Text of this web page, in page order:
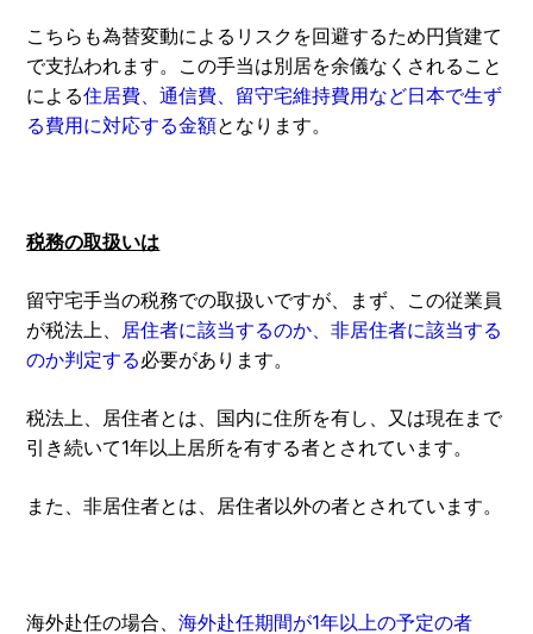
こちらも為替変動によるリスクを回避するため円貨建て
で支払われます。この手当は別居を余儀なくされること
による住居費、通信費、留守宅維持費用など日本で生ず
る費用に対応する金額となります。
税務の取扱いは
留守宅手当の税務での取扱いですが、まず、この従業員
が税法上、 居住者に該当するのか、非居住者に該当する
のか判定する必要があります。
税法上、居住者とは、国内に住所を有し、又は現在まで
引き続いて1年以上居所を有する者とされています。
また、非居住者とは、居住者以外の者とされています。
海外赴任の場合、海外赴任期間が1年以上の予定の者